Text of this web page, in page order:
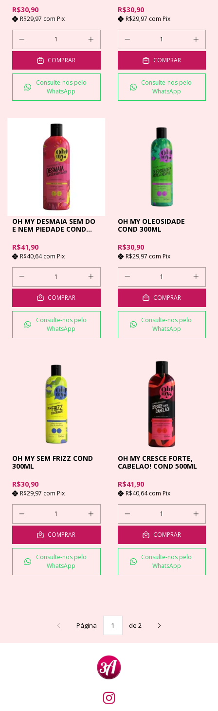
R$30,90
R$29,97 com Pix
COMPRAR
Consulte-nos pelo
WhatsApp
R$30,90
R$29,97 com Pix
COMPRAR
Consulte-nos pelo
WhatsApp
OH MY DESMAIA SEM DO
E NEM PIEDADE COND
R$41,90
R$40,64com Pix
COMPRAR
Consulte-nos pelo
WhatsApp
OH MY OLEOSIDADE
COND 300ML
R$30,90
R$29,97 com Pix
COMPRAR
Consulte-nos pelo
WhatsApp
OH MY SEM FRIZZ COND
300ML
R$30,90
R$29,97 com Pix
COMPRAR
Consulte-nos pelo
WhatsApp
OH MY CRESCE FORTE,
CABELAO! COND 500ML
R$41,90
R$40,64com Pix
COMPRAR
Consulte-nos pelo
WhatsApp
Página de 2